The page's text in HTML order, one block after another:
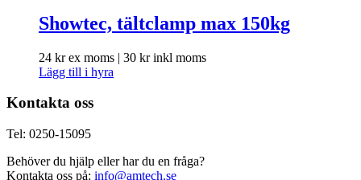
Showtec, tältclamp max 150kg
24 krex moms | 30 krinkl moms
Lägg till i hyra
Kontakta oss
Tel: 0250-15095
Behöver du hjälp eller har du en fråga?
Kontakta oss på: info@amtech.se